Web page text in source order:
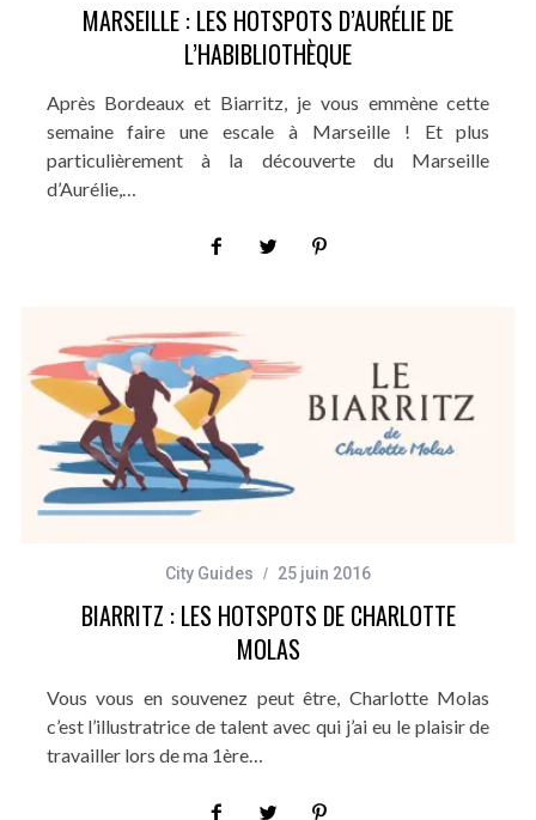
MARSEILLE : LES HOTSPOTS D’AURÉLIE DE
L’HABIBLIOTHÈQUE
Après Bordeaux et Biarritz, je vous emmène cette
semaine faire une escale à Marseille ! Et plus
particulièrement à la découverte du Marseille
d’Aurélie,…
City Guides 25 juin 2016
BIARRITZ : LES HOTSPOTS DE CHARLOTTE
MOLAS
Vous vous en souvenez peut être, Charlotte Molas
c’est l’illustratrice de talent avec qui j’ai eu le plaisir de
travailler lors de ma 1ère…